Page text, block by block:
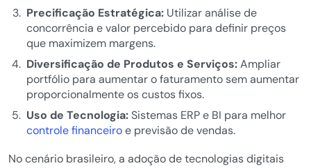
Precificação Estratégica:Utilizar análise de
concorrência e valor percebido para definir preços
que maximizem margens.
Diversificação de Produtos e Serviços:Ampliar
portfólio para aumentar o faturamento sem aumentar
proporcionalmente os custos fixos.
Uso de Tecnologia:Sistemas ERP e BI para melhor
controle financeiroe previsão de vendas.
No cenário brasileiro, a adoção de tecnologias digitais